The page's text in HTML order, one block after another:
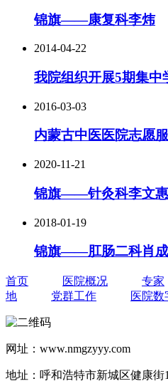
锦旗——康复科李炜
2014-04-22
我院组织开展5期集中
2016-03-03
内蒙古中医医院志愿
2020-11-21
锦旗——针灸科李文惠
2018-01-19
锦旗——肛肠二科肖成
首页 医院概况 专家
地
党群工作 医院数
网址：www.nmgzyyy.com
地址：呼和浩特市新城区健康街